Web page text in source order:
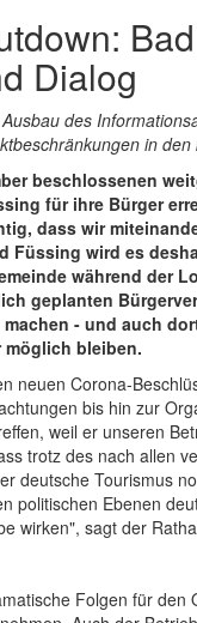
Dialog
des
in
beschlossenen
für ihre Bürger
dass wir
Füssing wird es
während der
geplanten
- und auch
möglich bleiben.
neuen Corona-
bis hin zur
weil er unseren
trotz des nach allen
deutsche Tourismus
politischen Ebenen
wirken", sagt der
Folgen für